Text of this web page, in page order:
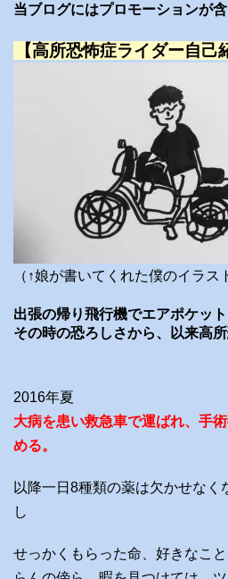
当ブログにはプロモーションが含
【高所恐怖症ライダー自己
（↑娘が書いてくれた僕のイラス
出張の帰り飛行機でエアポケッ
その時の恐ろしさから、以来高所
2016年夏
大病を患い救急車で運ばれ、手
める。
以降一日8種類の薬は欠かせなく
し
せっかくもらった命、好きなこ